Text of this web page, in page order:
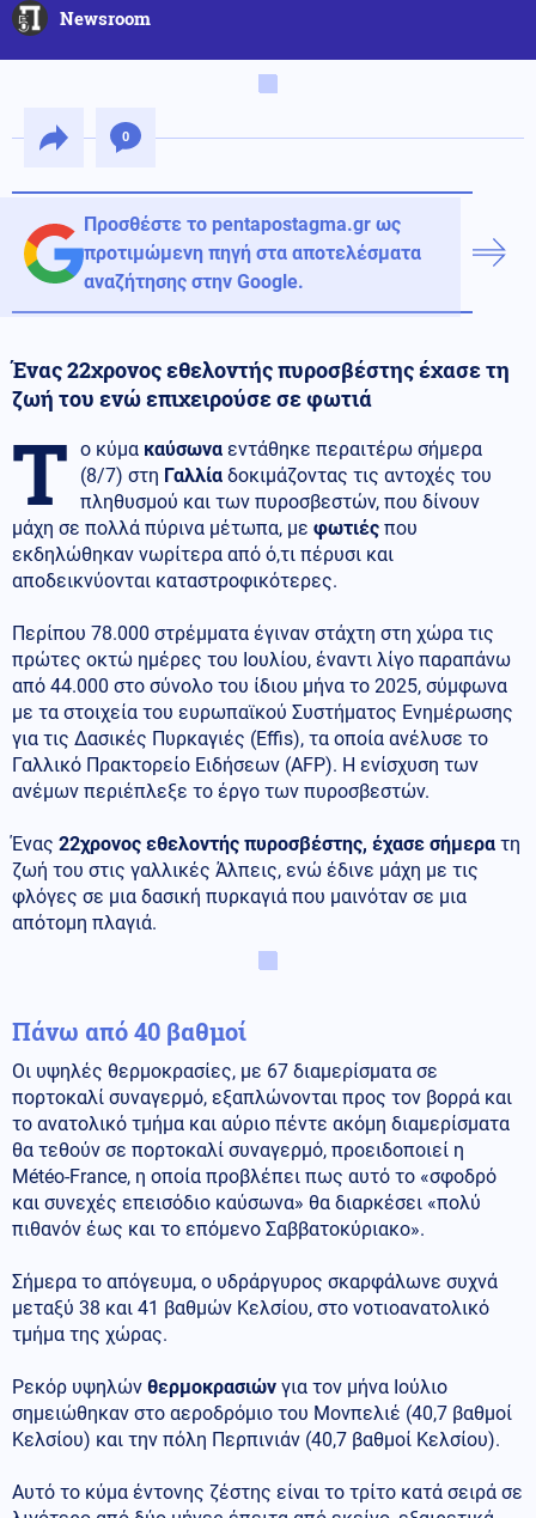
Newsroom
0
Προσθέστε το pentapostagma.gr ως
προτιμώμενη πηγή στα αποτελέσματα
αναζήτησης στην Google.
Ένας 22χρονος εθελοντής πυροσβέστης έχασε τη
ζωή του ενώ επιχειρούσε σε φωτιά
Τ ο κύμα καύσωνα εντάθηκε περαιτέρω σήμερα
(8/7) στη Γαλλία δοκιμάζοντας τις αντοχές του
πληθυσμού και των πυροσβεστών, που δίνουν
μάχη σε πολλά πύρινα μέτωπα, με φωτιές που
εκδηλώθηκαν νωρίτερα από ό,τι πέρυσι και
αποδεικνύονται καταστροφικότερες.
Περίπου 78.000 στρέμματα έγιναν στάχτη στη χώρα τις
πρώτες οκτώ ημέρες του Ιουλίου, έναντι λίγο παραπάνω
από 44.000 στο σύνολο του ίδιου μήνα το 2025, σύμφωνα
με τα στοιχεία του ευρωπαϊκού Συστήματος Ενημέρωσης
για τις Δασικές Πυρκαγιές (Effis), τα οποία ανέλυσε το
Γαλλικό Πρακτορείο Ειδήσεων (AFP). Η ενίσχυση των
ανέμων περιέπλεξε το έργο των πυροσβεστών.
Ένας 22χρονος εθελοντής πυροσβέστης, έχασε σήμερα τη
ζωή του στις γαλλικές Άλπεις, ενώ έδινε μάχη με τις
φλόγες σε μια δασική πυρκαγιά που μαινόταν σε μια
απότομη πλαγιά.
Πάνω από 40 βαθμοί
Οι υψηλές θερμοκρασίες, με 67 διαμερίσματα σε
πορτοκαλί συναγερμό, εξαπλώνονται προς τον βορρά και
το ανατολικό τμήμα και αύριο πέντε ακόμη διαμερίσματα
θα τεθούν σε πορτοκαλί συναγερμό, προειδοποιεί η
Météo-France, η οποία προβλέπει πως αυτό το «σφοδρό
και συνεχές επεισόδιο καύσωνα» θα διαρκέσει «πολύ
πιθανόν έως και το επόμενο Σαββατοκύριακο».
Σήμερα το απόγευμα, ο υδράργυρος σκαρφάλωνε συχνά
μεταξύ 38 και 41 βαθμών Κελσίου, στο νοτιοανατολικό
τμήμα της χώρας.
Ρεκόρ υψηλών θερμοκρασιών για τον μήνα Ιούλιο
σημειώθηκαν στο αεροδρόμιο του Μονπελιέ (40,7 βαθμοί
Κελσίου) και την πόλη Περπινιάν (40,7 βαθμοί Κελσίου).
Αυτό το κύμα έντονης ζέστης είναι το τρίτο κατά σειρά σε